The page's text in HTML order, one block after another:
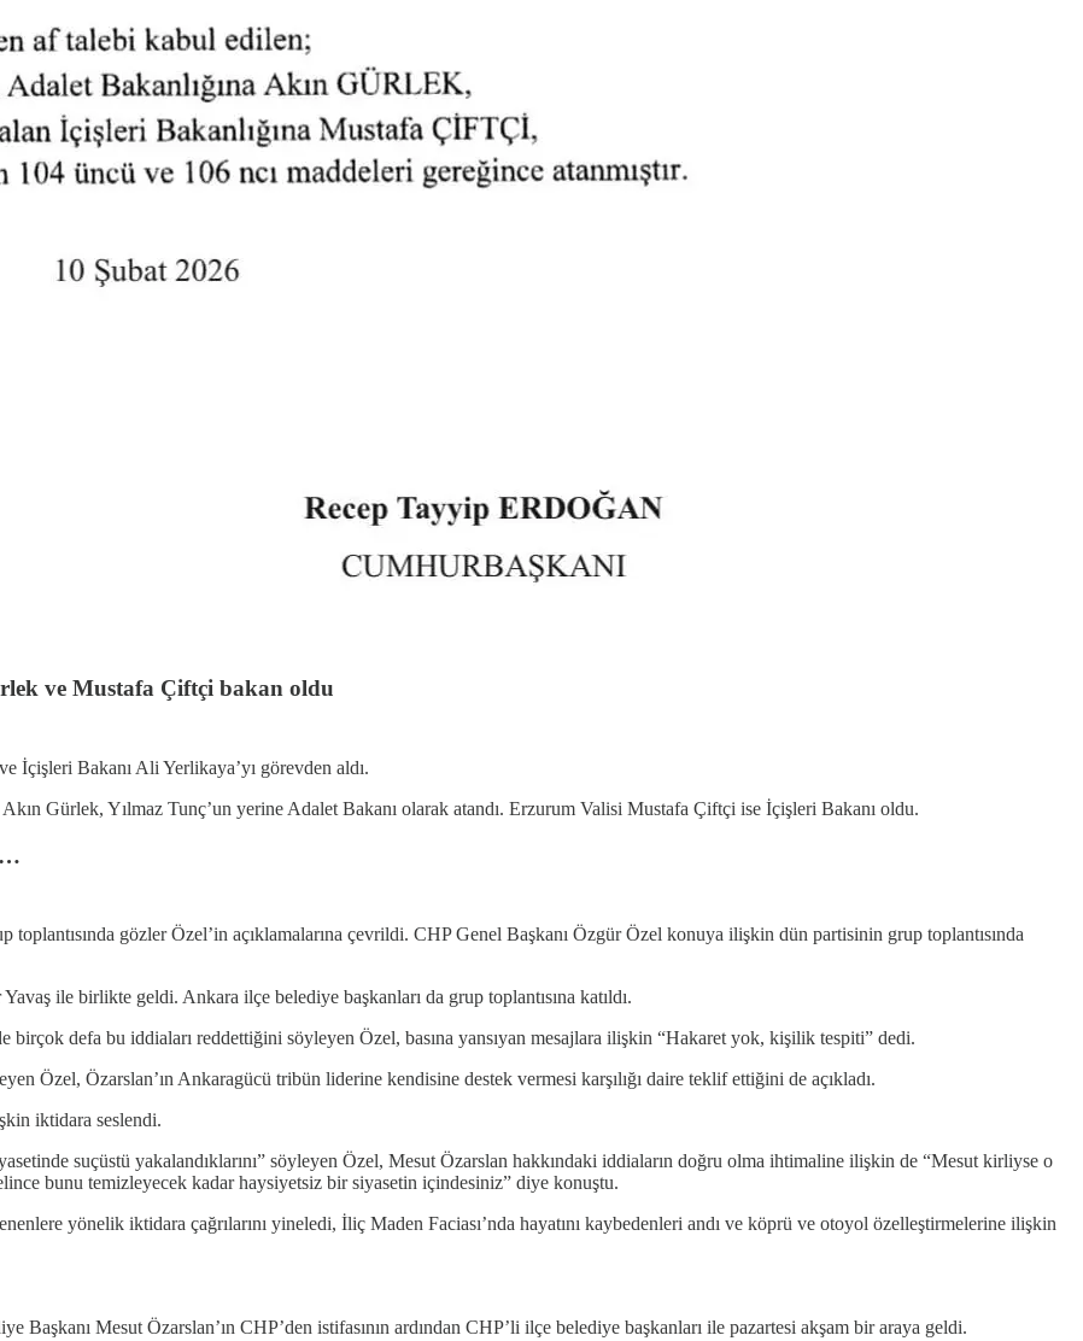
ve Mustafa Çiftçi bakan oldu
İçişleri Bakanı Ali Yerlikaya’yı görevden aldı.
Gürlek, Yılmaz Tunç’un yerine Adalet Bakanı olarak atandı. Erzurum Valisi Mustafa Çiftçi ise İçişleri Bakanı oldu.
toplantısında gözler Özel’in açıklamalarına çevrildi. CHP Genel Başkanı Özgür Özel konuya ilişkin dün partisinin grup toplantısında
ile birlikte geldi. Ankara ilçe belediye başkanları da grup toplantısına katıldı.
birçok defa bu iddiaları reddettiğini söyleyen Özel, basına yansıyan mesajlara ilişkin “Hakaret yok, kişilik tespiti” dedi.
Özel, Özarslan’ın Ankaragücü tribün liderine kendisine destek vermesi karşılığı daire teklif ettiğini de açıkladı.
iktidara seslendi.
suçüstü yakalandıklarını” söyleyen Özel, Mesut Özarslan hakkındaki iddiaların doğru olma ihtimaline ilişkin de “Mesut kirliyse o
bunu temizleyecek kadar haysiyetsiz bir siyasetin içindesiniz” diye konuştu.
yönelik iktidara çağrılarını yineledi, İliç Maden Faciası’nda hayatını kaybedenleri andı ve köprü ve otoyol özelleştirmelerine ilişkin
Mesut Özarslan’ın CHP’den istifasının ardından CHP’li ilçe belediye başkanları ile pazartesi akşam bir araya geldi.